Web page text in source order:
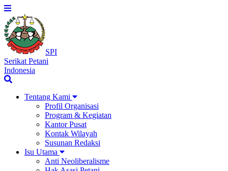
SPI
Serikat Petani
Indonesia
Tentang Kami
Profil Organisasi
Program & Kegiatan
Kantor Pusat
Kontak Wilayah
Susunan Redaksi
Isu Utama
Anti Neoliberalisme